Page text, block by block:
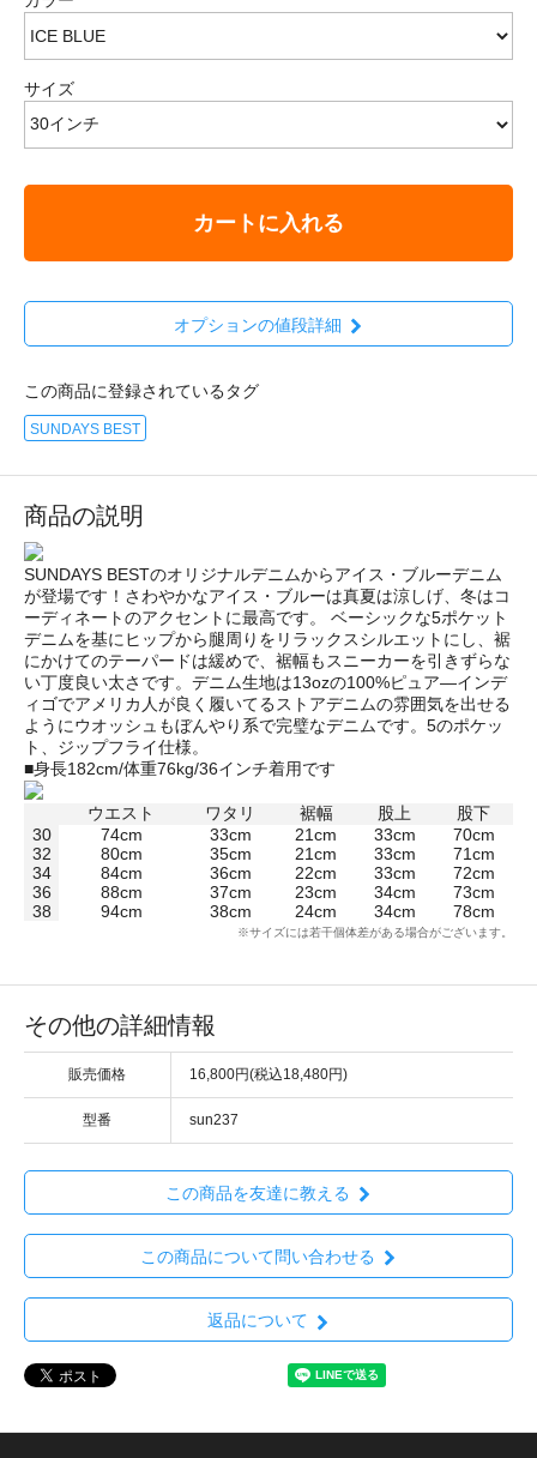
サイズ
カートに入れる
オプションの値段詳細
この商品に登録されているタグ
SUNDAYS BEST
商品の説明
SUNDAYS BESTのオリジナルデニムからアイス・ブルーデニム
が登場です！さわやかなアイス・ブルーは真夏は涼しげ、冬はコ
ーディネートのアクセントに最高です。 ベーシックな5ポケット
デニムを基にヒップから腿周りをリラックスシルエットにし、裾
にかけてのテーパードは緩めで、裾幅もスニーカーを引きずらな
い丁度良い太さです。デニム生地は13ozの100%ピュア―インデ
ィゴでアメリカ人が良く履いてるストアデニムの雰囲気を出せる
ようにウオッシュもぼんやり系で完璧なデニムです。5のポケッ
ト、ジップフライ仕様。
■身長182cm/体重76kg/36インチ着用です
ウエスト ワタリ 裾幅 股上
股下
30
74cm 33cm 21cm 33cm
70cm
32
80cm 35cm 21cm 33cm
71cm
34
84cm 36cm 22cm 33cm
72cm
36
88cm 37cm 23cm 34cm
73cm
38
94cm 38cm 24cm 34cm 78cm
※サイズには若干個体差がある場合がございます。
その他の詳細情報
販売価格 16,800円(税込18,480円)
型番 sun237
この商品を友達に教える
この商品について問い合わせる
返品について